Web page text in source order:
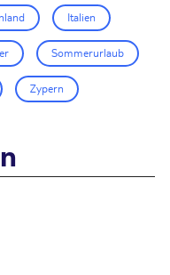
Italien
Sommerurlaub
Zypern